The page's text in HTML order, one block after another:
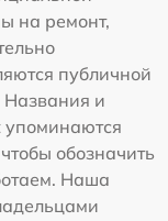
на ремонт,
публичной
Названия и
упоминаются
обозначить
Наша